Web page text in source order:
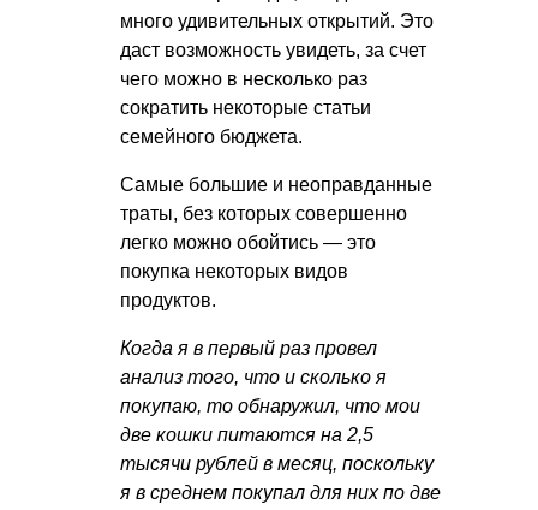
много удивительных открытий. Это
даст возможность увидеть, за счет
чего можно в несколько раз
сократить некоторые статьи
семейного бюджета.
Самые большие и неоправданные
траты, без которых совершенно
легко можно обойтись — это
покупка некоторых видов
продуктов.
Когда я в первый раз провел
анализ того, что и сколько я
покупаю, то обнаружил, что мои
две кошки питаются на 2,5
тысячи рублей в месяц, поскольку
я в среднем покупал для них по две